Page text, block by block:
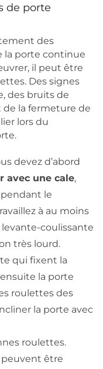
de porte
des
la porte continue
il peut être
Des signes
des bruits de
la fermeture de
lors du
devez d’abord
avec une cale,
pendant le
à au moins
coulissante
très lourd.
qui fixent la
la porte
roulettes des
la porte avec
roulettes.
peuvent être